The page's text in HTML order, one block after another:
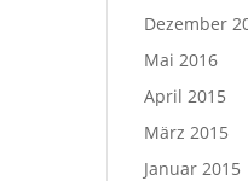
Dezember
Mai 2016
April 2015
März 2015
Januar 2015